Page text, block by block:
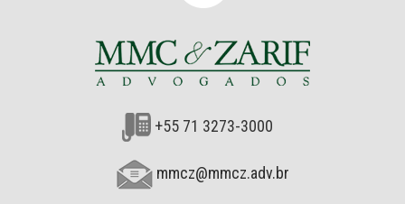
+55 71 3273-3000
mmcz@mmcz.adv.br